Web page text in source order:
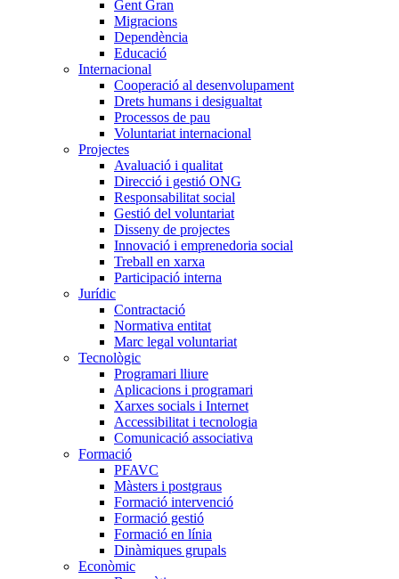
Gent Gran
Migracions
Dependència
Educació
Internacional
Cooperació al desenvolupament
Drets humans i desigualtat
Processos de pau
Voluntariat internacional
Projectes
Avaluació i qualitat
Direcció i gestió ONG
Responsabilitat social
Gestió del voluntariat
Disseny de projectes
Innovació i emprenedoria social
Treball en xarxa
Participació interna
Jurídic
Contractació
Normativa entitat
Marc legal voluntariat
Tecnològic
Programari lliure
Aplicacions i programari
Xarxes socials i Internet
Accessibilitat i tecnologia
Comunicació associativa
Formació
PFAVC
Màsters i postgraus
Formació intervenció
Formació gestió
Formació en línia
Dinàmiques grupals
Econòmic